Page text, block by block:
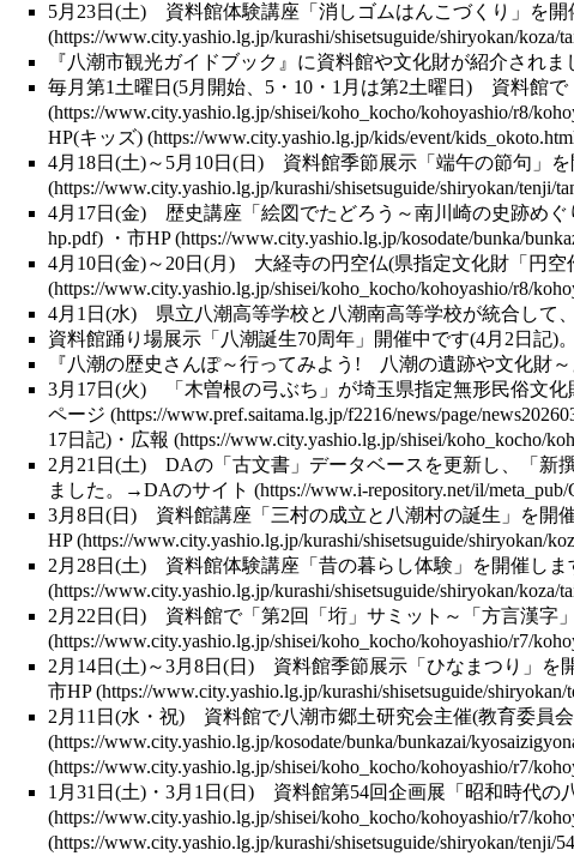
5月23日(土) 資料館体験講座 「消しゴムはんこづくり」を
『八潮市観光ガイドブック』に資料館や文化財が紹介されま
毎月第1土曜日(5月開始、5・10・1月は第2土曜日) 資料館
HP(キッズ)
4月18日(土)～5月10日(日) 資料館季節展示 「端午の節句」
4月17日(金) 歴史講座 「絵図でたどろう～南川崎の史跡め
・ 市HP
4月10日(金)～20日(月) 大経寺の円空仏(県指定文化財 「 円空
4月1日(水) 県立八潮高等学校と八潮南高等学校が統合して
資料館踊り場展示 「 八潮誕生70周年」開催中です(4月2日記)。
『 八潮の歴史さんぽ～行ってみよう! 八潮の遺跡や文化財
3月17日(火) 「 木曽根の弓ぶち 」が埼玉県指定無形民俗文化
ページ
17日記)・ 広報
2月21日(土) DAの「 古文書 」データベースを更新し、 「新
ました。→DAのサイト
3月8日(日) 資料館講座 「 三村の成立と 八潮村の誕生 」を開
HP
2月28日(土) 資料館体験講座 「昔の暮らし体験」を開催し
2月22日(日) 資料館で「第2回「 垳 」サミット～「方言漢字
2月14日(土)～3月8日(日) 資料館季節展示 「ひなまつり」
市HP
2月11日(水・祝) 資料館で八潮市郷土研究会主催(教育委員
1月31日(土)・3月1日(日) 資料館第54回企画展 「昭和時代の